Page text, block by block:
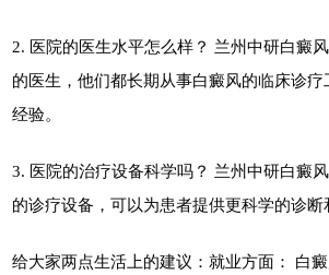
2. 医院的医生水平怎么样？ 兰州中研白癜
的医生，他们都长期从事白癜风的临床诊
经验。
3. 医院的治疗设备科学吗？ 兰州中研白癜
的诊疗设备，可以为患者提供更科学的诊断
给大家两点生活上的建议：就业方面： 白